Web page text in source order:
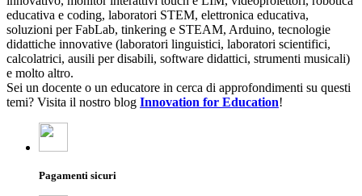
educativa e coding, laboratori STEM, elettronica educativa,
soluzioni per FabLab, tinkering e STEAM, Arduino, tecnologie
didattiche innovative (laboratori linguistici, laboratori scientifici,
calcolatrici, ausili per disabili, software didattici, strumenti musicali)
e molto altro.
Sei un docente o un educatore in cerca di approfondimenti su questi
temi? Visita il nostro blog Innovation for Education!
Pagamenti sicuri